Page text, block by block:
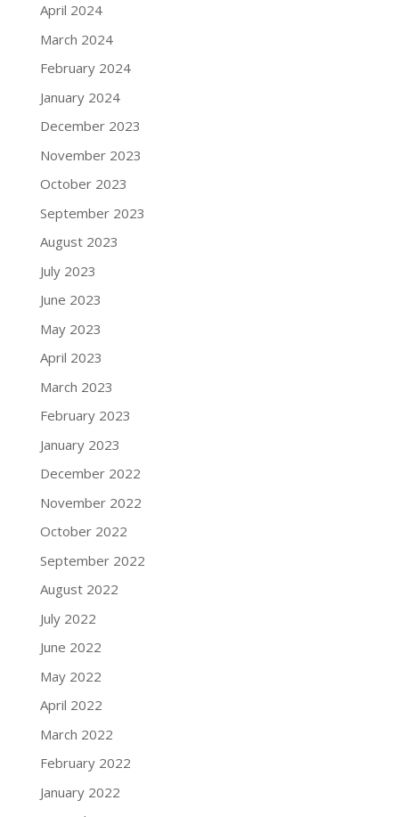
April 2024
March 2024
February 2024
January 2024
December 2023
November 2023
October 2023
September 2023
August 2023
July 2023
June 2023
May 2023
April 2023
March 2023
February 2023
January 2023
December 2022
November 2022
October 2022
September 2022
August 2022
July 2022
June 2022
May 2022
April 2022
March 2022
February 2022
January 2022